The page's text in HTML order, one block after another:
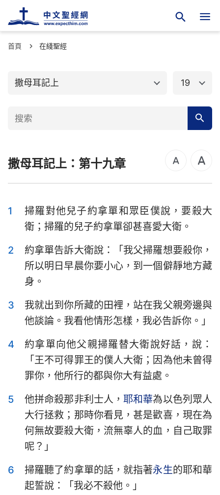
首頁 在綫聖經
撒母耳記上
舊約聖經
創世記
申命記
撒母耳記上 撒母耳記下
歷代志上 歷代志下
以斯拉記 尼希米記
以斯帖記 約伯記
詩篇
以賽亞書 耶利米書
耶利米哀歌 以西結書
但以理書 何西阿書
約珥書 阿摩司書
俄巴底亞書 約拿書
彌迦書 那鴻書
哈巴谷書
哈該書 撒迦利亞書
瑪拉基書
19
撒母耳記上：第十九章
1
掃羅對他兒子約拿單和眾臣僕說，要殺大
衛；掃羅的兒子約拿單卻甚喜愛大衛。
2
約拿單告訴大衛說：「我父掃羅想要殺你，
所以明日早晨你要小心，到一個僻靜地方藏
身。
3
我就出到你所藏的田裡，站在我父親旁邊與
他談論。我看他情形怎樣，我必告訴你。」
4
約拿單向他父親掃羅替大衛說好話，說：
「王不可得罪王的僕人大衛；因為他未曾得
罪你，他所行的都與你大有益處。
5
他拼命殺那非利士人，耶和華為以色列眾人
大行拯救；那時你看見，甚是歡喜，現在為
何無故要殺大衛，流無辜人的血，自己取罪
呢？」
6
掃羅聽了約拿單的話，就指著永生的耶和華
起誓說：「我必不殺他。」